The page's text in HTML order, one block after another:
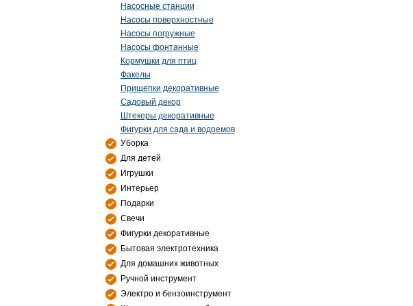
Насосные станции
Насосы поверхностные
Насосы погружные
Насосы фонтанные
Кормушки для птиц
Факелы
Прищепки декоративные
Садовый декор
Штекеры декоративные
Фигурки для сада и водоемов
Уборка
Для детей
Игрушки
Интерьер
Подарки
Свечи
Фигурки декоративные
Бытовая электротехника
Для домашних животных
Ручной инструмент
Электро и бензоинструмент